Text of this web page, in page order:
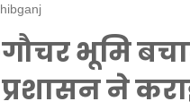
भूमि
प्रशासन ने